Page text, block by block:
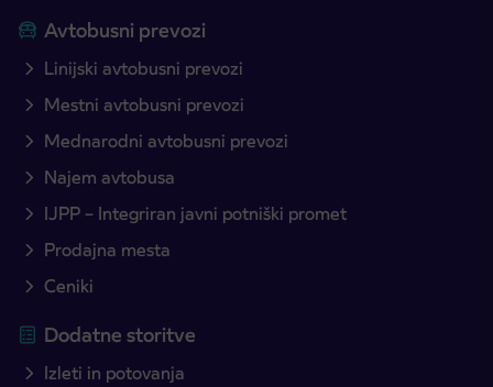
Avtobusni prevozi
Linijski avtobusni prevozi
Mestni avtobusni prevozi
Mednarodni avtobusni prevozi
Najem avtobusa
IJPP – Integriran javni potniški promet
Prodajna mesta
Ceniki
Dodatne storitve
Izleti in potovanja